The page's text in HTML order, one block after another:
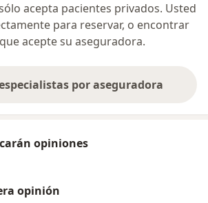
acepta pacientes privados. Usted
para reservar, o encontrar
acepte su aseguradora.
por aseguradora
opiniones
opinión